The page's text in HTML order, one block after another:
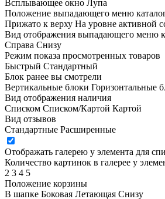
Всплывающее окно Лупа
Положение выпадающего меню
Прижато к верху На уровне активной
Вид отображения выпадающего меню
Справа Снизу
Режим показа просмотренных товаров
Быстрый Стандартный
Блок ранее вы смотрели
Вертикальные блоки Горизонтальные
Вид отображения наличия
Списком Списком/Картой Картой
Вид отзывов
Стандартные Расширенные
Отображать галерею у элемента для
Количество картинок в галерее у
2 3 4 5
Положение корзины
В шапке Боковая Летающая Снизу